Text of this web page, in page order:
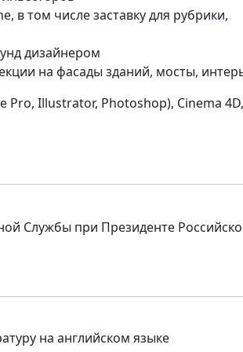
в том числе заставку для рубрики,
дизайнером
на фасады зданий, мосты,
Pro, Illustrator, Photoshop), Cinema 4D,
Службы при Президенте
на английском языке